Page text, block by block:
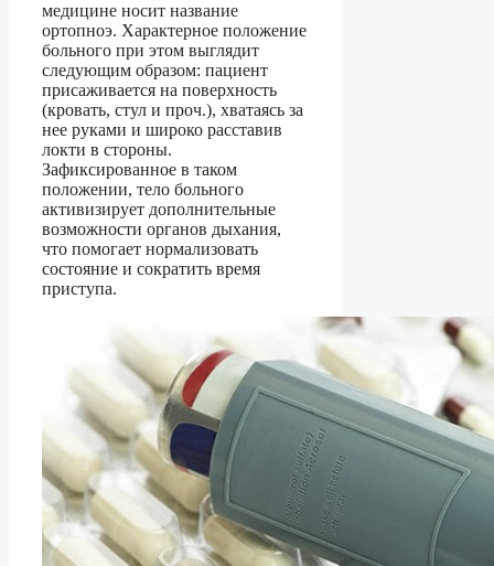
медицине носит название
ортопноэ. Характерное положение
больного при этом выглядит
следующим образом: пациент
присаживается на поверхность
(кровать, стул и проч.), хватаясь за
нее руками и широко расставив
локти в стороны.
Зафиксированное в таком
положении, тело больного
активизирует дополнительные
возможности органов дыхания,
что помогает нормализовать
состояние и сократить время
приступа.